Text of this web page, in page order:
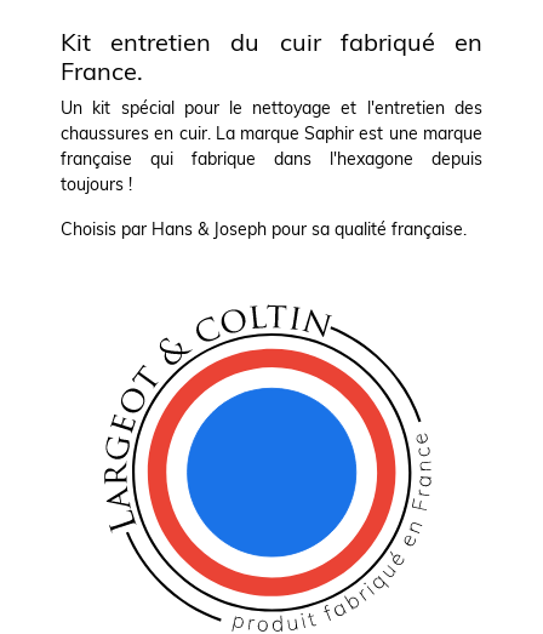
Kit entretien du cuir fabriqué en
France.
Un kit spécial pour le nettoyage et l'entretien des
chaussures en cuir. La marque Saphir est une marque
française qui fabrique dans l'hexagone depuis
toujours !
Choisis par Hans & Joseph pour sa qualité française.